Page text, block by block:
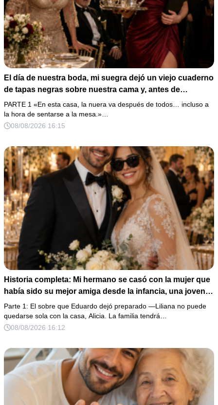
El día de nuestra boda, mi suegra dejó un viejo cuaderno
de tapas negras sobre nuestra cama y, antes de
marcharse, dijo: «En esta familia todos deben cumplir
una misma regla…».
PARTE 1 «En esta casa, la nuera va después de todos… incluso a
la hora de sentarse a la mesa.»…
08/08/2026 16:15
Historia completa: Mi hermano se casó con la mujer que
había sido su mejor amiga desde la infancia, una joven
ciega a la que protegió durante toda su vida. Tras su
fallecimiento, ella me entregó un sobre y me confesó la
verdadera razón por la que él la eligió a ella por encima
Parte 1: El sobre que Eduardo dejó preparado —Liliana no puede
quedarse sola con la casa, Alicia. La familia tendrá…
08/08/2026 16:12